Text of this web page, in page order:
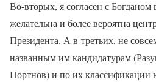
Во-вторых, я согласен с
желательна и более вероятна
Президента. А в-третьих, не
названным им кандидатурам
Портнов) и по их классификации